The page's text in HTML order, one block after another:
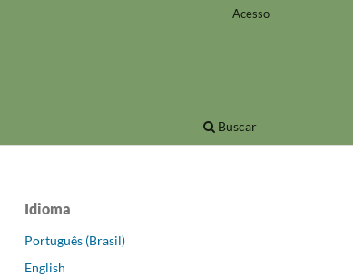
Buscar
Acesso
Idioma
Português (Brasil)
English